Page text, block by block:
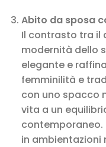
Abito da sposa
Il contrasto tra il
modernità dello
elegante e
femminilità e
con uno spacco
vita a un
contemporaneo.
in ambientazioni